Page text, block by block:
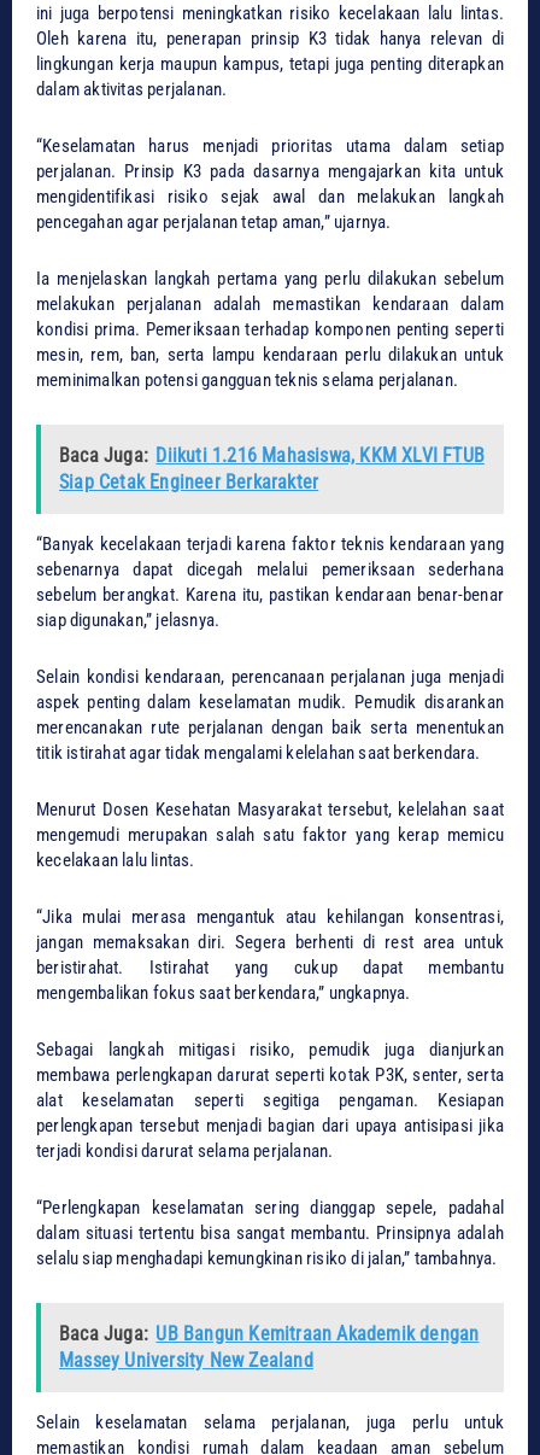
ini juga berpotensi meningkatkan risiko kecelakaan lalu lintas.
Oleh karena itu, penerapan prinsip K3 tidak hanya relevan di
lingkungan kerja maupun kampus, tetapi juga penting diterapkan
dalam aktivitas perjalanan.
“Keselamatan harus menjadi prioritas utama dalam setiap
perjalanan. Prinsip K3 pada dasarnya mengajarkan kita untuk
mengidentifikasi risiko sejak awal dan melakukan langkah
pencegahan agar perjalanan tetap aman,” ujarnya.
Ia menjelaskan langkah pertama yang perlu dilakukan sebelum
melakukan perjalanan adalah memastikan kendaraan dalam
kondisi prima. Pemeriksaan terhadap komponen penting seperti
mesin, rem, ban, serta lampu kendaraan perlu dilakukan untuk
meminimalkan potensi gangguan teknis selama perjalanan.
Baca Juga: Diikuti 1.216 Mahasiswa, KKM XLVI FTUB
Siap Cetak Engineer Berkarakter
“Banyak kecelakaan terjadi karena faktor teknis kendaraan yang
sebenarnya dapat dicegah melalui pemeriksaan sederhana
sebelum berangkat. Karena itu, pastikan kendaraan benar-benar
siap digunakan,” jelasnya.
Selain kondisi kendaraan, perencanaan perjalanan juga menjadi
aspek penting dalam keselamatan mudik. Pemudik disarankan
merencanakan rute perjalanan dengan baik serta menentukan
titik istirahat agar tidak mengalami kelelahan saat berkendara.
Menurut Dosen Kesehatan Masyarakat tersebut, kelelahan saat
mengemudi merupakan salah satu faktor yang kerap memicu
kecelakaan lalu lintas.
“Jika mulai merasa mengantuk atau kehilangan konsentrasi,
jangan memaksakan diri. Segera berhenti di rest area untuk
beristirahat. Istirahat yang cukup dapat membantu
mengembalikan fokus saat berkendara,” ungkapnya.
Sebagai langkah mitigasi risiko, pemudik juga dianjurkan
membawa perlengkapan darurat seperti kotak P3K, senter, serta
alat keselamatan seperti segitiga pengaman. Kesiapan
perlengkapan tersebut menjadi bagian dari upaya antisipasi jika
terjadi kondisi darurat selama perjalanan.
“Perlengkapan keselamatan sering dianggap sepele, padahal
dalam situasi tertentu bisa sangat membantu. Prinsipnya adalah
selalu siap menghadapi kemungkinan risiko di jalan,” tambahnya.
Baca Juga: UB Bangun Kemitraan Akademik dengan
Massey University New Zealand
Selain keselamatan selama perjalanan, juga perlu untuk
memastikan kondisi rumah dalam keadaan aman sebelum